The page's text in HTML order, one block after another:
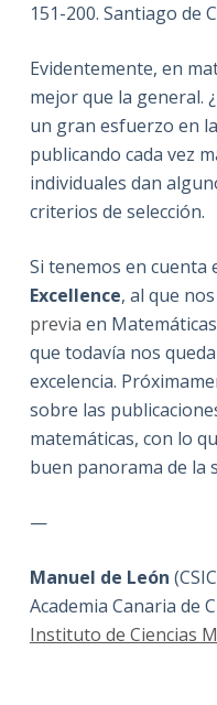
151-200. Santiago de
Evidentemente, en
mejor que la general.
un gran esfuerzo en
publicando cada vez
individuales dan
criterios de selección.
Si tenemos en cuenta
Excellence, al que
previa en
que todavía nos
excelencia.
sobre las
matemáticas, con lo
buen panorama de la
—
Manuel de León
Academia Canaria de
Instituto de Ciencias